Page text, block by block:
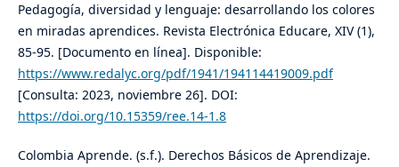
Pedagogía, diversidad y lenguaje: desarrollando los colores
en miradas aprendices. Revista Electrónica Educare, XIV (1),
85-95. [Documento en línea]. Disponible:
https://www.redalyc.org/pdf/1941/194114419009.pdf
[Consulta: 2023, noviembre 26]. DOI:
https://doi.org/10.15359/ree.14-1.8
Colombia Aprende. (s.f.). Derechos Básicos de Aprendizaje.